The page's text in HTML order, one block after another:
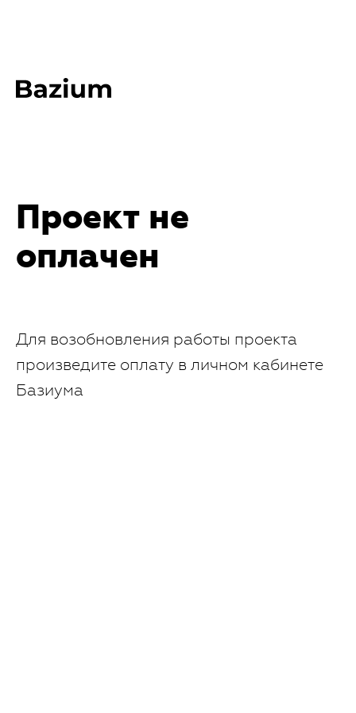
Проект не
оплачен
Для возобновления работы проекта
произведите оплату в личном кабинете
Базиума